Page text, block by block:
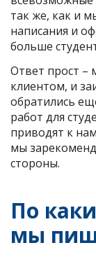
так же, как и
написания и
больше
Ответ прост
клиентом, и
обратились
работ для
приводят к
мы
стороны.
По
мы